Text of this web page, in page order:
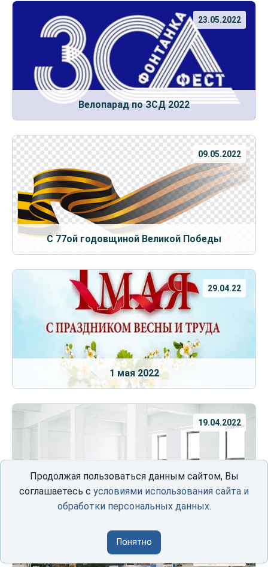
23.05.2022
Велопарад по ЗСД 2022
09.05.2022
С 77ой годовщиной Великой Победы
29.04.22
1 мая 2022
19.04.2022
Итоги выставки Строим Дом 2022
Продолжая пользоваться данным сайтом, Вы
соглашаетесь с условиями использования сайта и
обработки персональных данных.
Понятно